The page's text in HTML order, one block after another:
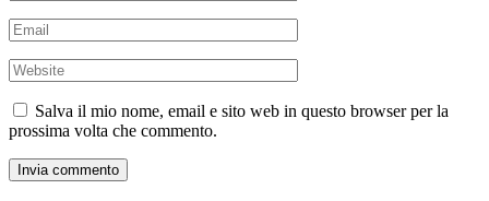
Salva il mio nome, email e sito web in questo browser per la
prossima volta che commento.